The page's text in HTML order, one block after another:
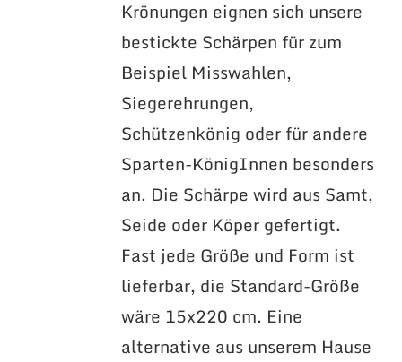
Krönungen eignen sich unsere
bestickte Schärpen für zum
Beispiel Misswahlen,
Siegerehrungen,
Schützenkönig oder für andere
Sparten-KönigInnen besonders
an. Die Schärpe wird aus Samt,
Seide oder Köper gefertigt.
Fast jede Größe und Form ist
lieferbar, die Standard-Größe
wäre 15x220 cm. Eine
alternative aus unserem Hause